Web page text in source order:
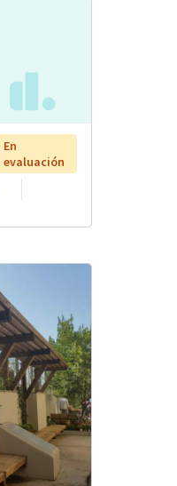
En
evaluación